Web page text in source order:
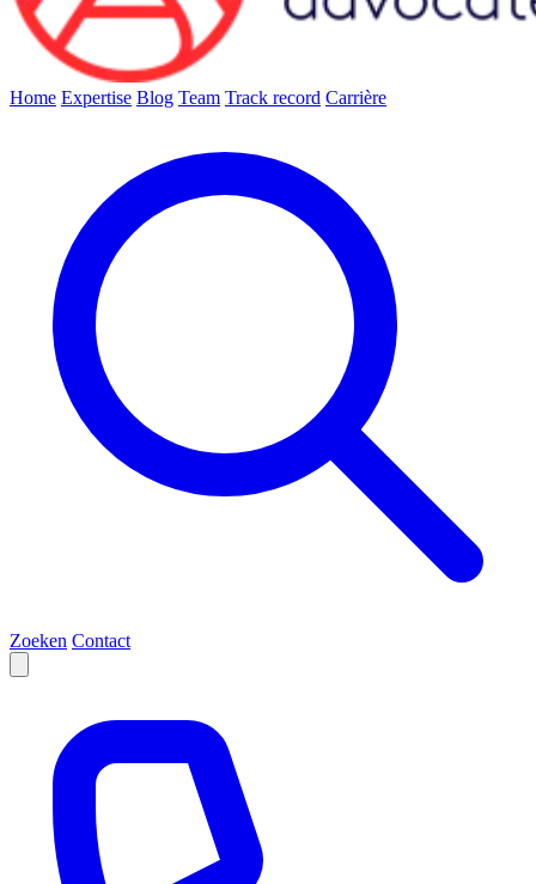
Home Expertise Blog Team Track record Carrière
Zoeken Contact